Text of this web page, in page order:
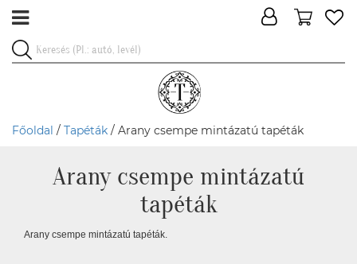
Főoldal / Tapéták / Arany csempe mintázatú tapéták
Arany csempe mintázatú
tapéták
Arany csempe mintázatú tapéták.